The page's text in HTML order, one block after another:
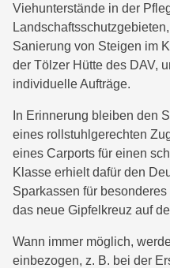
Viehunterstände in der
Sanierung von Steigen im
der Tölzer Hütte des DAV,
individuelle Aufträge.
In Erinnerung bleiben den
eines rollstuhlgerechten
eines Carports für einen
Klasse erhielt dafür den
Sparkassen für
das neue Gipfelkreuz auf
Wann immer möglich,
einbezogen, z. B. bei der